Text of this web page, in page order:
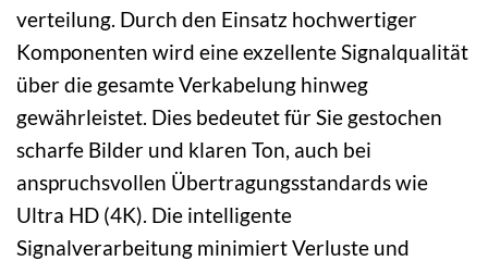
verteilung. Durch den Einsatz hochwertiger
Komponenten wird eine exzellente Signalqualität
über die gesamte Verkabelung hinweg
gewährleistet. Dies bedeutet für Sie gestochen
scharfe Bilder und klaren Ton, auch bei
anspruchsvollen Übertragungsstandards wie
Ultra HD (4K). Die intelligente
Signalverarbeitung minimiert Verluste und